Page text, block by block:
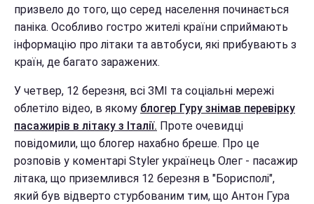
призвело до того, що серед населення починається
паніка. Особливо гостро жителі країни сприймають
інформацію про літаки та автобуси, які прибувають з
країн, де багато заражених.
У четвер, 12 березня, всі ЗМІ та соціальні мережі
облетіло відео, в якому блогер Гуру знімав перевірку
пасажирів в літаку з Італії. Проте очевидці
повідомили, що блогер нахабно бреше. Про це
розповів у коментарі Styler українець Олег - пасажир
літака, що приземлився 12 березня в "Борисполі",
який був відверто стурбованим тим, що Антон Гура